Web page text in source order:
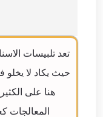
تعد تلبيسات
حيث يكاد لا
هنا على
المعالجات